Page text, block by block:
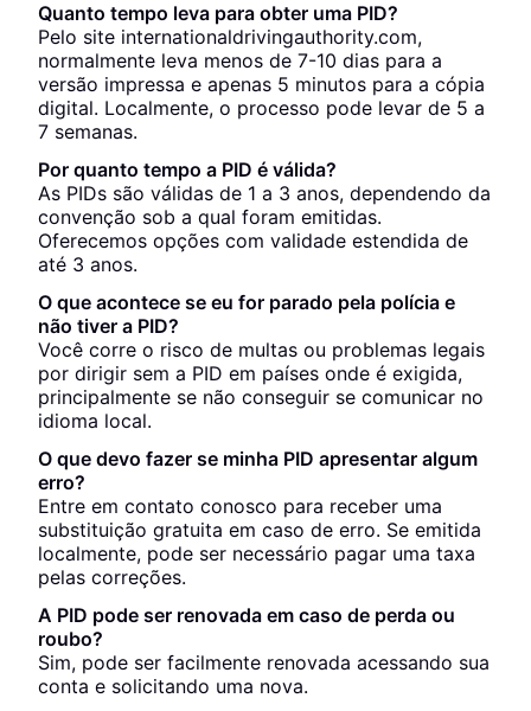
Quanto tempo leva para obter uma PID?
Pelo site internationaldrivingauthority.com,
normalmente leva menos de 7-10 dias para a
versão impressa e apenas 5 minutos para a cópia
digital. Localmente, o processo pode levar de 5 a
7 semanas.
Por quanto tempo a PID é válida?
As PIDs são válidas de 1 a 3 anos, dependendo da
convenção sob a qual foram emitidas.
Oferecemos opções com validade estendida de
até 3 anos.
O que acontece se eu for parado pela polícia e
não tiver a PID?
Você corre o risco de multas ou problemas legais
por dirigir sem a PID em países onde é exigida,
principalmente se não conseguir se comunicar no
idioma local.
O que devo fazer se minha PID apresentar algum
erro?
Entre em contato conosco para receber uma
substituição gratuita em caso de erro. Se emitida
localmente, pode ser necessário pagar uma taxa
pelas correções.
A PID pode ser renovada em caso de perda ou
roubo?
Sim, pode ser facilmente renovada acessando sua
conta e solicitando uma nova.